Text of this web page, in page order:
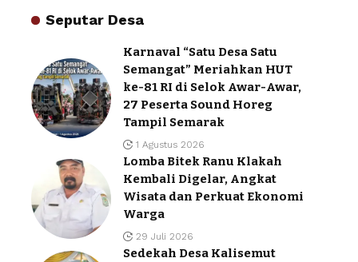
Seputar Desa
Karnaval “Satu Desa Satu
Semangat” Meriahkan HUT
ke-81 RI di Selok Awar-Awar,
27 Peserta Sound Horeg
Tampil Semarak
1 Agustus 2026
Lomba Bitek Ranu Klakah
Kembali Digelar, Angkat
Wisata dan Perkuat Ekonomi
Warga
29 Juli 2026
Sedekah Desa Kalisemut